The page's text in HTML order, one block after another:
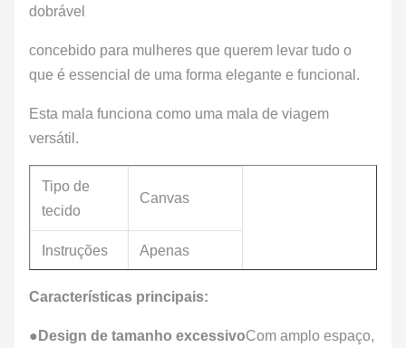
dobrável
concebido para mulheres que querem levar tudo o
que é essencial de uma forma elegante e funcional.
Esta mala funciona como uma mala de viagem
versátil.
Tipo de
tecido
Canvas
Instruções
de
cuidados
Apenas
lavagem
manual
Origem Importação
Características principais:
● Design de tamanho excessivoCom amplo espaço,